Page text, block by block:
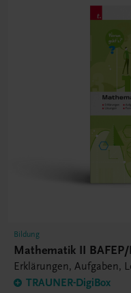
Bildung
Mathematik II BAFEP/
Erklärungen, Aufgaben,
TRAUNER-DigiBox